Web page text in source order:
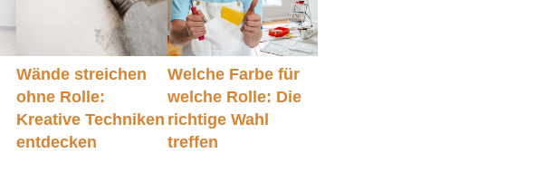
Wände streichen
ohne Rolle:
Kreative Techniken
entdecken
Welche Farbe für
welche Rolle: Die
richtige Wahl
treffen